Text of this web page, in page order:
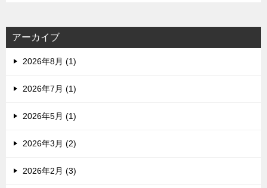
アーカイブ
2026年8月 (1)
2026年7月 (1)
2026年5月 (1)
2026年3月 (2)
2026年2月 (3)